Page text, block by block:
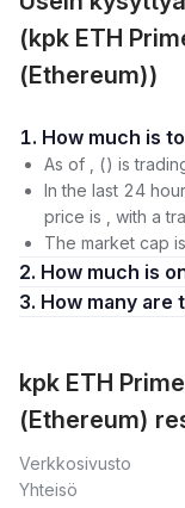
(kpk ETH
(Ethereum))
1.
As of , () is
In the last 24
price is , with a
The market cap
2. How much is
3. How
kpk ETH
(Ethereum)
Verkkosivusto
Yhteisö